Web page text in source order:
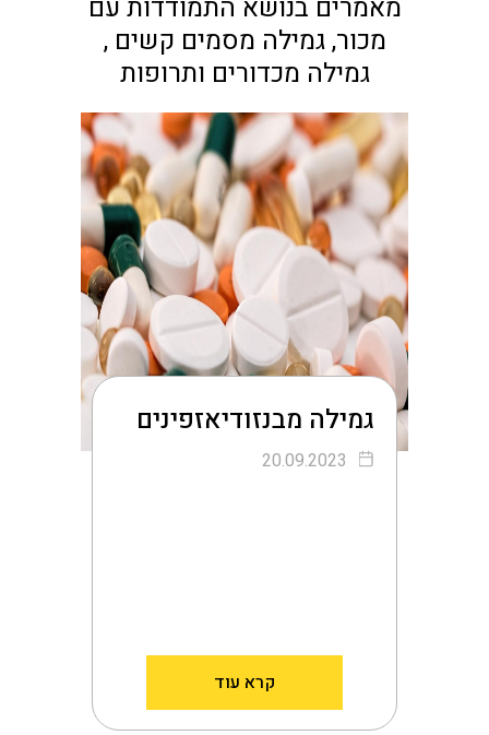
מאמרים בנושא התמודדות עם
מכור, גמילה מסמים קשים ,
גמילה מכדורים ותרופות
גמילה מבנזודיאזפינים
20.09.2023
קרא עוד